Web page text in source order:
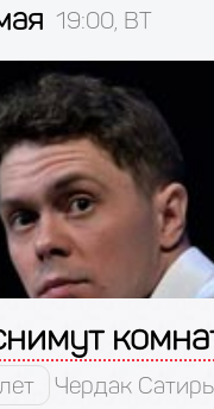
19:00, ВТ
Чердак